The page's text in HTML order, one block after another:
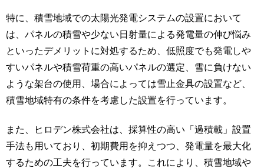
特に、積雪地域での太陽光発電システムの設置において
は、パネルの積雪や少ない日射量による発電量の伸び悩み
といったデメリットに対処するため、低照度でも発電しや
すいパネルや積雪荷重の高いパネルの選定、雪に負けない
ような架台の使用、場合によっては雪止金具の設置など、
積雪地域特有の条件を考慮した設置を行っています。
また、ヒロデン株式会社は、採算性の高い「過積載」設置
手法も用いており、初期費用を抑えつつ、発電量を最大化
するための工夫を行っています。これにより、積雪地域や